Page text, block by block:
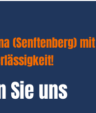
(Senftenberg) mit
Sie uns